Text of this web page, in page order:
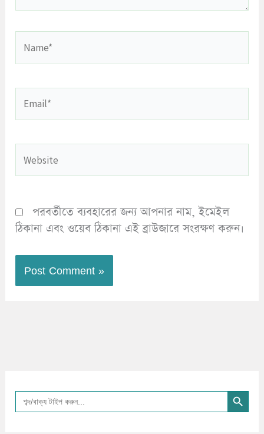
পরবর্তীতে ব্যবহারের জন্য আপনার নাম, ইমেইল
ঠিকানা এবং ওয়েব ঠিকানা এই ব্রাউজারে সংরক্ষণ করুন।
Search
for:
Search Button